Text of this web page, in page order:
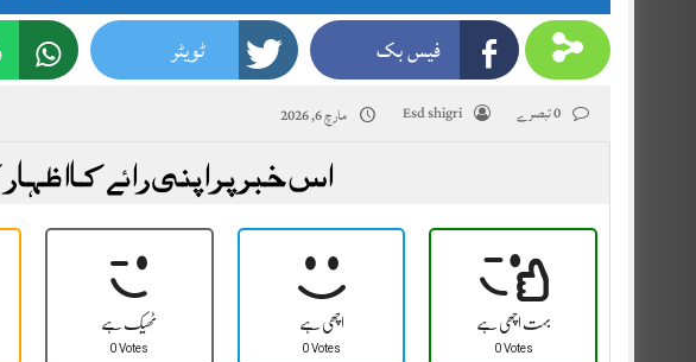
فیس بک ٹویٹر
Esd shigri مارچ 6, 2026
اس خبر پر اپنی رائے کا
ٹھیک ہے
0 Votes
اچھی ہے
0 Votes
بہت اچھی ہے
0 Votes